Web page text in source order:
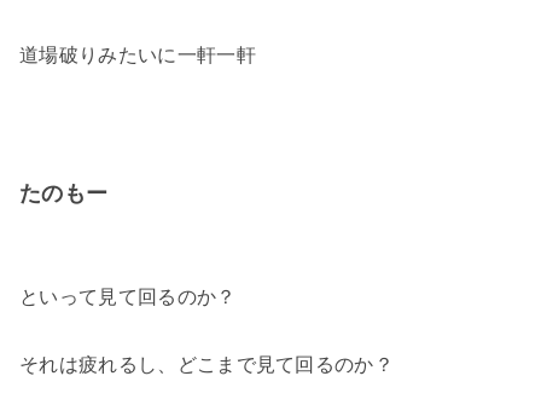
道場破りみたいに一軒一軒
たのもー
といって見て回るのか？
それは疲れるし、どこまで見て回るのか？